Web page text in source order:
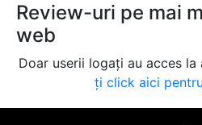
Review-uri pe mai
web
Doar userii logați au acces la
ți click aici